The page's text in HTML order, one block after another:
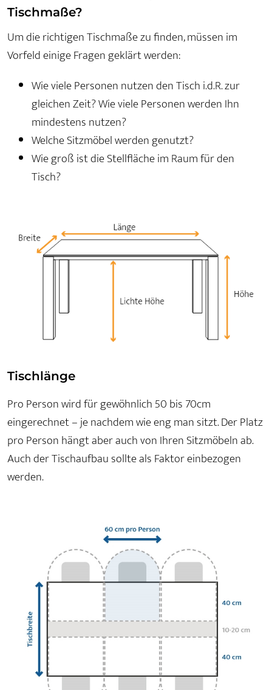
Tischmaße?
Um die richtigen Tischmaße zu finden, müssen im
Vorfeld einige Fragen geklärt werden:
Wie viele Personen nutzen den Tisch i.d.R. zur
gleichen Zeit? Wie viele Personen werden Ihn
mindestens nutzen?
Welche Sitzmöbel werden genutzt?
Wie groß ist die Stellfläche im Raum für den
Tisch?
Tischlänge
Pro Person wird für gewöhnlich 50 bis 70cm
eingerechnet – je nachdem wie eng man sitzt. Der Platz
pro Person hängt aber auch von Ihren Sitzmöbeln ab.
Auch der Tischaufbau sollte als Faktor einbezogen
werden.